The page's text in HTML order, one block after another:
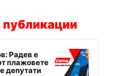
Радев е
плажовете
депутати